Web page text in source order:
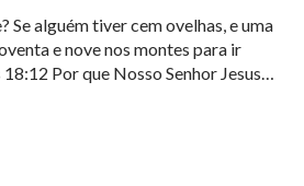
Se alguém tiver cem ovelhas, e uma
e nove nos montes para ir
Por que Nosso Senhor Jesus